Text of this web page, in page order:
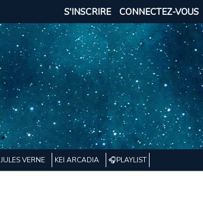
CONNECTEZ-VOUS
S'INSCRIRE
JULES VERNE KEI ARCADIA 🎧PLAYLIST